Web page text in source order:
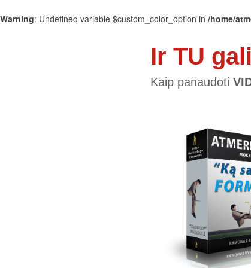
Warning: Undefined variable $custom_color_option in /home/
Ir TU
Kaip panaudoti